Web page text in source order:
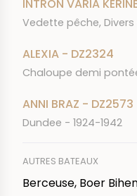
INTRON VARIA
Vedette pêche, Divers
ALEXIA - DZ2324
Chaloupe demi
ANNI BRAZ - DZ2573
Dundee - 1924-1942
AUTRES BATEAUX
Berceuse, Boer